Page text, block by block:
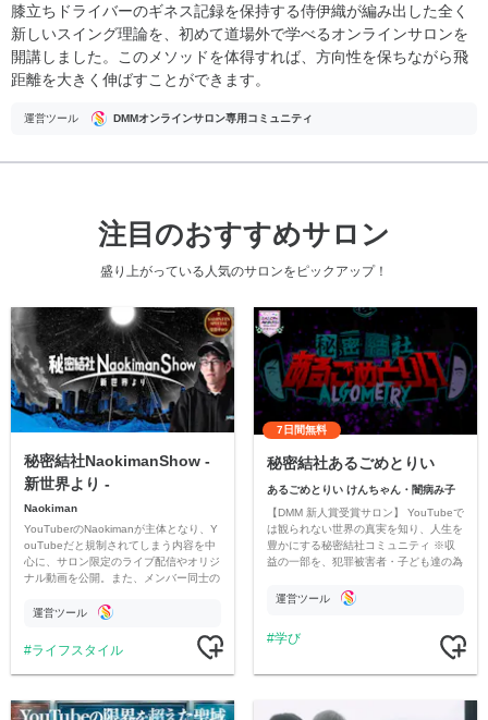
膝立ちドライバーのギネス記録を保持する侍伊織が編み出した全く
新しいスイング理論を、初めて道場外で学べるオンラインサロンを
開講しました。このメソッドを体得すれば、方向性を保ちながら飛
距離を大きく伸ばすことができます。
運営ツール DMMオンラインサロン専用コミュニティ
注目のおすすめサロン
盛り上がっている人気のサロンをピックアップ！
秘密結社NaokimanShow -
新世界より -
Naokiman
YouTuberのNaokimanが主体となり、Y
ouTubeだと規制されてしまう内容を中
心に、サロン限定のライブ配信やオリジ
ナル動画を公開。また、メンバー同士の
ただいています。
運営ツール
ライフスタイル
7日間無料
秘密結社あるごめとりい
あるごめとりい けんちゃん・闇病み子
【DMM 新人賞受賞サロン】 YouTubeで
は観られない世界の真実を知り、人生を
豊かにする秘密結社コミュニティ ※収
益の一部を、犯罪被害者・子ども達の為
す運営ツール
学び